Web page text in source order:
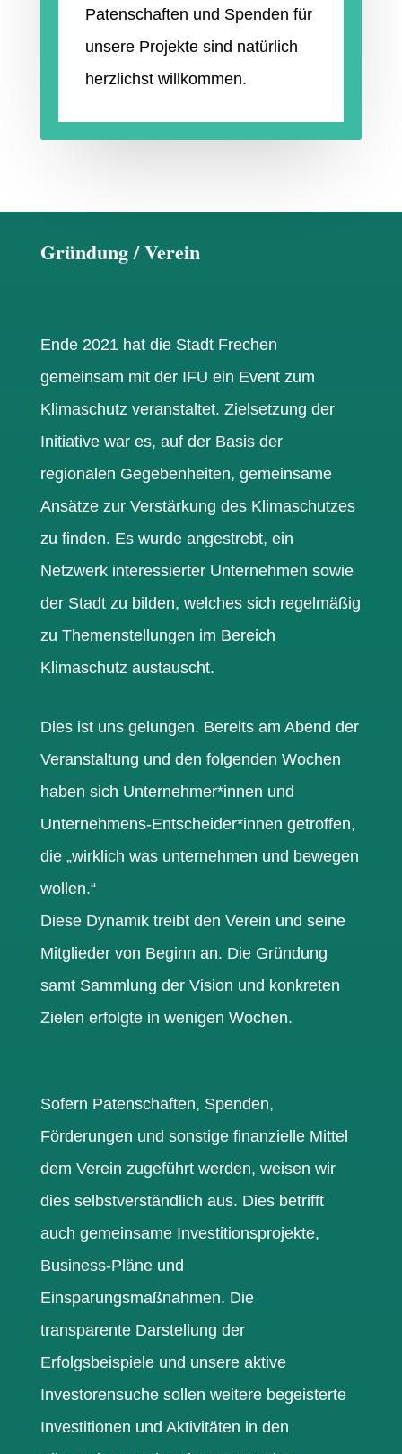
Patenschaften und Spenden für
unsere Projekte sind natürlich
herzlichst willkommen.
Gründung / Verein
Ende 2021 hat die Stadt Frechen
gemeinsam mit der IFU ein Event zum
Klimaschutz veranstaltet. Zielsetzung der
Initiative war es, auf der Basis der
regionalen Gegebenheiten, gemeinsame
Ansätze zur Verstärkung des Klimaschutzes
zu finden. Es wurde angestrebt, ein
Netzwerkinteressierter Unternehmen sowie
der Stadt zu bilden, welches sich regelmäßig
zu Themenstellungen im Bereich
Klimaschutz austauscht.
Dies ist uns gelungen. Bereits am Abend der
Veranstaltung und den folgenden Wochen
haben sich Unternehmer*innen und
Unternehmens-Entscheider*innen getroffen,
die „wirklich was unternehmen und bewegen
wollen.“
Diese Dynamik treibt den Verein und seine
Mitglieder von Beginn an. Die Gründung
samt Sammlung der Vision und konkreten
Zielen erfolgte in wenigen Wochen.
Sofern Patenschaften, Spenden,
Förderungen und sonstige finanzielle Mittel
dem Verein zugeführt werden, weisen wir
dies selbstverständlich aus. Dies betrifft
auch gemeinsame Investitionsprojekte,
Business-Pläne und
Einsparungsmaßnahmen. Die
transparente Darstellung der
Erfolgsbeispiele und unsere aktive
Investorensuche sollen weitere begeisterte
Investitionen und Aktivitäten in den